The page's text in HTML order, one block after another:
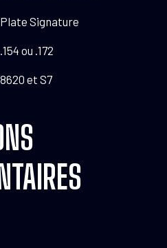
Plate Signature
.154 ou .172
8620 et S7